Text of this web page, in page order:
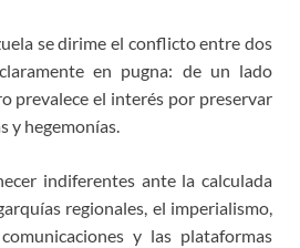
se dirime el conflicto entre dos
en pugna: de un lado
prevalece el interés por preservar
y hegemonías.
indiferentes ante la calculada
regionales, el imperialismo,
y las plataformas